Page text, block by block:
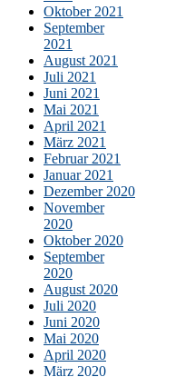
Oktober 2021
September
2021
August 2021
Juli 2021
Juni 2021
Mai 2021
April 2021
März 2021
Februar 2021
Januar 2021
Dezember 2020
November
2020
Oktober 2020
September
2020
August 2020
Juli 2020
Juni 2020
Mai 2020
April 2020
März 2020